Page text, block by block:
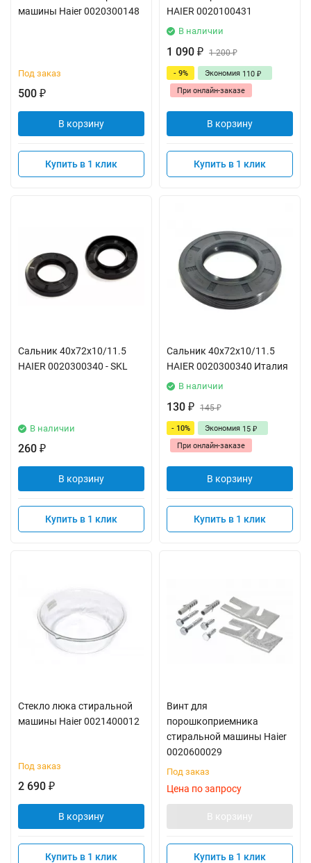
машины Haier 0020300148
Под заказ
500 ₽
В корзину
Купить в 1 клик
HAIER 0020100431
В наличии
1 090 ₽ 1 200₽
- 9% Экономия 110 ₽
При онлайн-заказе
В корзину
Купить в 1 клик
Сальник 40x72x10/11.5
HAIER 0020300340 - SKL
В наличии
260 ₽
В корзину
Купить в 1 клик
Сальник 40x72x10/11.5
HAIER 0020300340 Италия
В наличии
130 ₽ 145₽
- 10% Экономия 15 ₽
При онлайн-заказе
В корзину
Купить в 1 клик
Стекло люка стиральной
машины Haier 0021400012
Под заказ
2 690 ₽
В корзину
Купить в 1 клик
Винт для
порошкоприемника
стиральной машины Haier
0020600029
Под заказ
Цена по запросу
В корзину
Купить в 1 клик